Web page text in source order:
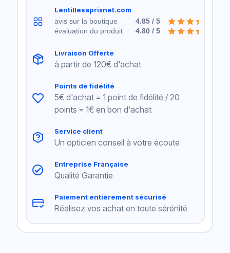
Lentillesaprixnet.com
avis sur la boutique
4.85 / 5
évaluation du produit
4.80 / 5
Livraison Offerte
à partir de 120€ d'achat
Points de fidélité
5€ d'achat = 1 point de fidélité / 20
points = 1€ en bon d'achat
Service client
Un opticien conseil à votre écoute
Entreprise Française
Qualité Garantie
Paiement entièrement sécurisé
Réalisez vos achat en toute sérénité